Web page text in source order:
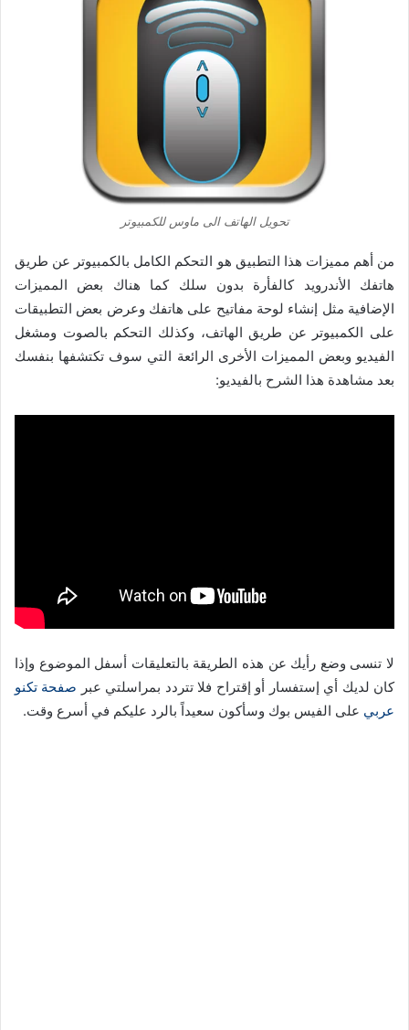
تحويل الهاتف الى ماوس للكمبيوتر
من أهم مميزات هذا التطبيق هو التحكم الكامل بالكمبيوتر عن طريق
هاتفك الأندرويد كالفأرة بدون سلك كما هناك بعض المميزات
الإضافية مثل إنشاء لوحة مفاتيح على هاتفك وعرض بعض التطبيقات
على الكمبيوتر عن طريق الهاتف، وكذلك التحكم بالصوت ومشغل
الفيديو وبعض المميزات الأخرى الرائعة التي سوف تكتشفها بنفسك
بعد مشاهدة هذا الشرح بالفيديو:
لا تنسى وضع رأيك عن هذه الطريقة بالتعليقات أسفل الموضوع وإذا
كان لديك أي إستفسار أو إقتراح فلا تتردد بمراسلتي عبر صفحة تكنو
عربي على الفيس بوك وسأكون سعيداً بالرد عليكم في أسرع وقت.